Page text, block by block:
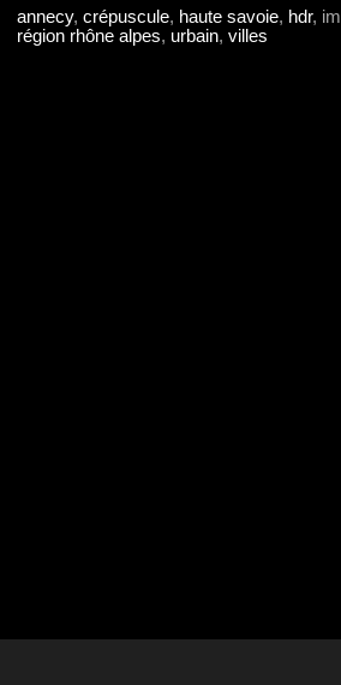
annecy, crépuscule, haute savoie, hdr,
région rhône alpes, urbain, villes